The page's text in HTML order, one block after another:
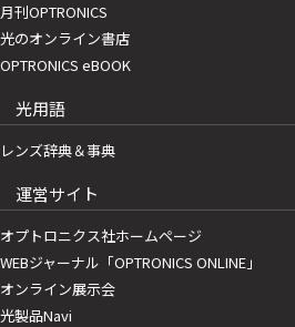
月刊OPTRONICS
光のオンライン書店
OPTRONICS eBOOK
光用語
レンズ辞典＆事典
運営サイト
オプトロニクス社ホームページ
WEBジャーナル「OPTRONICS ONLINE」
オンライン展示会
光製品Navi